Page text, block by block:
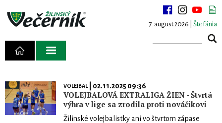
7. august 2026 | Štefánia
VOLEJBAL| 02.11.2025 09:36
VOLEJBALOVÁ EXTRALIGA ŽIEN - Štvrtá
výhra v lige sa zrodila proti nováčikovi
Žilinské volejbalistky ani vo štvrtom zápase